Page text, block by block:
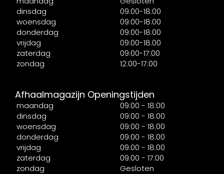
dinsdag
09:00-18:00
woensdag
09:00-18:00
donderdag
09:00-18:00
vrijdag
09:00-18:00
zaterdag
09:00-17:00
zondag
12:00-17:00
Afhaalmagazijn Openingstijden
maandag
09:00 - 18:00
dinsdag
09:00 - 18:00
woensdag
09:00 - 18:00
donderdag
09:00 - 18:00
vrijdag
09:00 - 18:00
zaterdag
09:00 - 17:00
zondag
Gesloten